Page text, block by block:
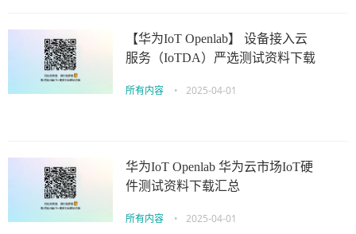
【华为IoT Openlab】 设备接入云
服务（IoTDA）严选测试资料下载
所有内容 • 2025-04-01
华为IoT Openlab 华为云市场IoT硬
件测试资料下载汇总
所有内容 • 2025-04-01